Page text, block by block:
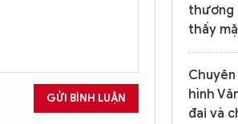
GỬI BÌNH LUẬN
thương
thấy
hình
đai và